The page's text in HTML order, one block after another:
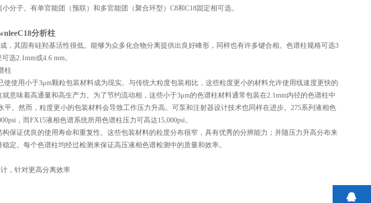
分子。有单官能团（预联）和多官能团（聚合环型）C8和C18固定相可选。
分析柱
，其固有硅羟基活性很低。能够为众多化合物分离提供出良好峰形，同样也有许多键合相。色谱柱规格可选3
选2.1mm或4.6 mm。
柱
使使用小于3μm颗粒包装材料成为现实。与传统大粒度包装相比，这些粒度更小的材料允许使用线速度更快的
意味着高通量和高生产力。为了节约流动相，这些小于3μm的色谱柱材料通常包装在2.1mm内径的色谱柱中
平。然而，粒度更小的包装材料会导致工作压力升高。可泵和注射器设计技术也同样在进步。275系列液相色
，而FX15液相色谱系统所用色谱柱压力可高达15,000psi。
保证优良的使用寿命和重复性。这些包装材料的粒度分布很窄，具有优秀的分辨能力；并随压力升高分布来
定。每个色谱柱均经过检测来保证高压液相色谱检测中的质量和效率。
，针对更高分离效率